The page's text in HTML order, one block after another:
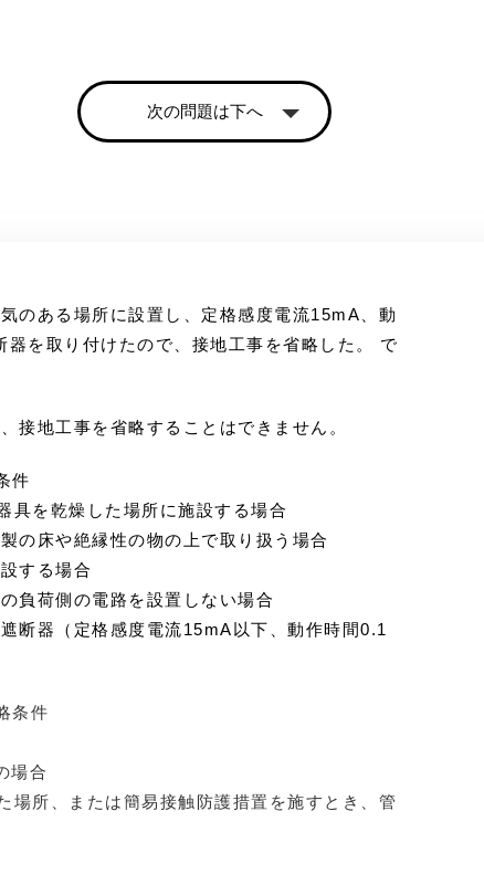
次の問題は下へ
のある場所に設置し、定格感度電流15mA、動
を取り付けたので、接地工事を省略した。 で
接地工事を省略することはできません。
件
具を乾燥した場所に施設する場合
の床や絶縁性の物の上で取り扱う場合
する場合
負荷側の電路を設置しない場合
断器（定格感度電流15mA以下、動作時間0.1
条件
場合
場所、または簡易接触防護措置を施すとき、管